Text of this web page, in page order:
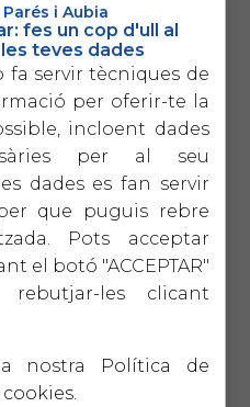
i Aubia
fes un cop d'ull al
teves dades
fa servir tècniques de
per oferir-te la
incloent dades
per al seu
dades es fan servir
que puguis rebre
Pots acceptar
el botó "ACCEPTAR"
les clicant
nostra
Política de
.